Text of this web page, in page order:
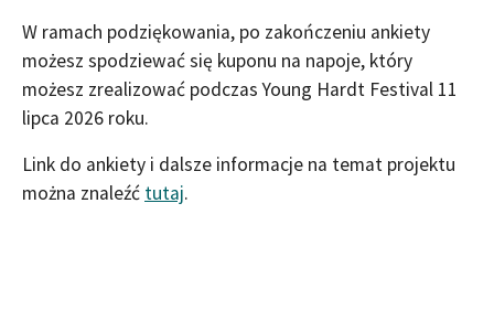
W ramach podziękowania, po zakończeniu ankiety
możesz spodziewać się kuponu na napoje, który
możesz zrealizować podczas Young Hardt Festival 11
lipca 2026 roku.
Link do ankiety i dalsze informacje na temat projektu
można znaleźć tutaj.